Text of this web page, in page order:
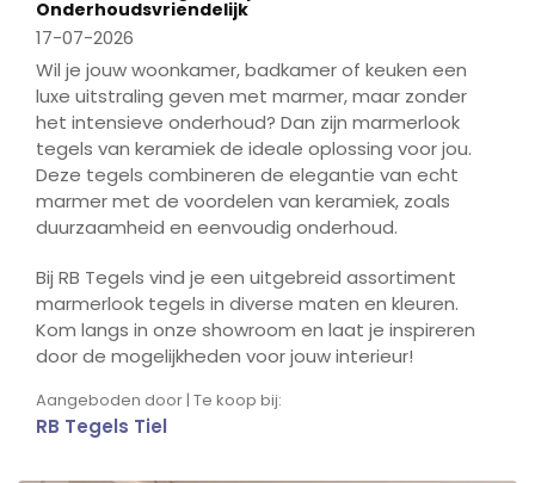
Onderhoudsvriendelijk
17-07-2026
Wil je jouw woonkamer, badkamer of keuken een
luxe uitstraling geven met marmer, maar zonder
het intensieve onderhoud? Dan zijn marmerlook
tegels van keramiek de ideale oplossing voor jou.
Deze tegels combineren de elegantie van echt
marmer met de voordelen van keramiek, zoals
duurzaamheid en eenvoudig onderhoud.
Bij RB Tegels vind je een uitgebreid assortiment
marmerlook tegels in diverse maten en kleuren.
Kom langs in onze showroom en laat je inspireren
door de mogelijkheden voor jouw interieur!
Aangeboden door | Te koop bij:
RB Tegels Tiel